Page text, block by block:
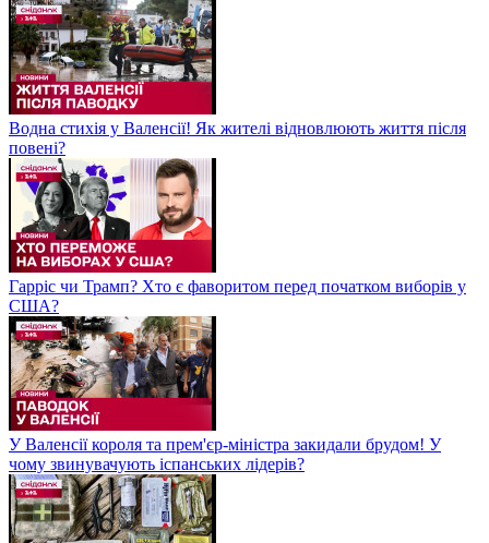
Водна стихія у Валенсії! Як жителі відновлюють життя після
повені?
Гарріс чи Трамп? Хто є фаворитом перед початком виборів у
США?
У Валенсії короля та прем'єр-міністра закидали брудом! У
чому звинувачують іспанських лідерів?